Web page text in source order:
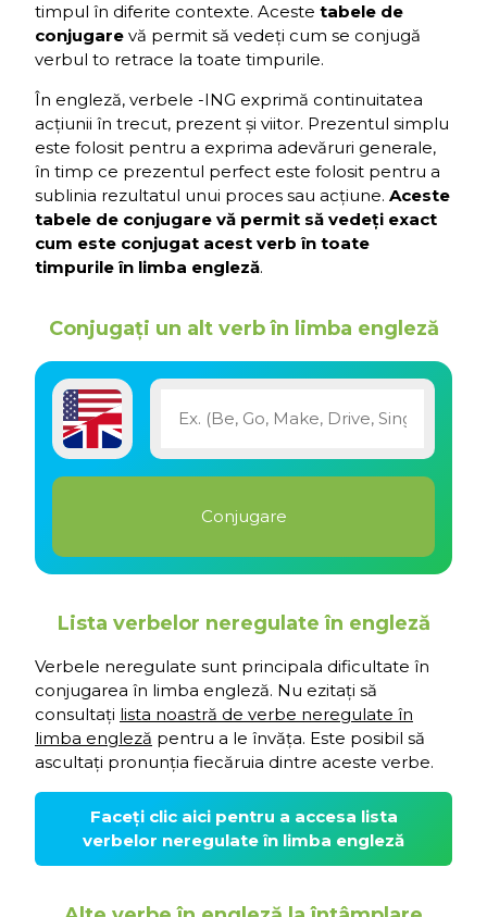
timpul în diferite contexte. Aceste tabele de
conjugare vă permit să vedeți cum se conjugă
verbul to retrace la toate timpurile.
În engleză, verbele -ING exprimă continuitatea
acțiunii în trecut, prezent și viitor. Prezentul simplu
este folosit pentru a exprima adevăruri generale,
în timp ce prezentul perfect este folosit pentru a
sublinia rezultatul unui proces sau acțiune. Aceste
tabele de conjugare vă permit să vedeți exact
cum este conjugat acest verb în toate
timpurile în limba engleză.
Conjugați un alt verb în limba engleză
Lista verbelor neregulate în engleză
Verbele neregulate sunt principala dificultate în
conjugarea în limba engleză. Nu ezitați să
consultați lista noastră de verbe neregulate în
limba engleză pentru a le învăța. Este posibil să
ascultați pronunția fiecăruia dintre aceste verbe.
Faceți clic aici pentru a accesa lista
verbelor neregulate în limba engleză